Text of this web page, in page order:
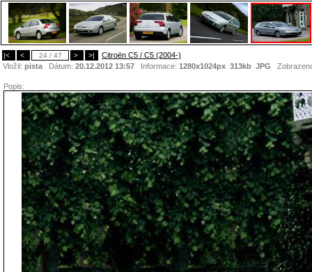
|< < 24 / 47 > >|
Citroën C5 / C5 (2004-)
Vložil: pista Dátum: 20.12.2012 13:57 Informace: 1280x1024px 313kb JPG
Popis: